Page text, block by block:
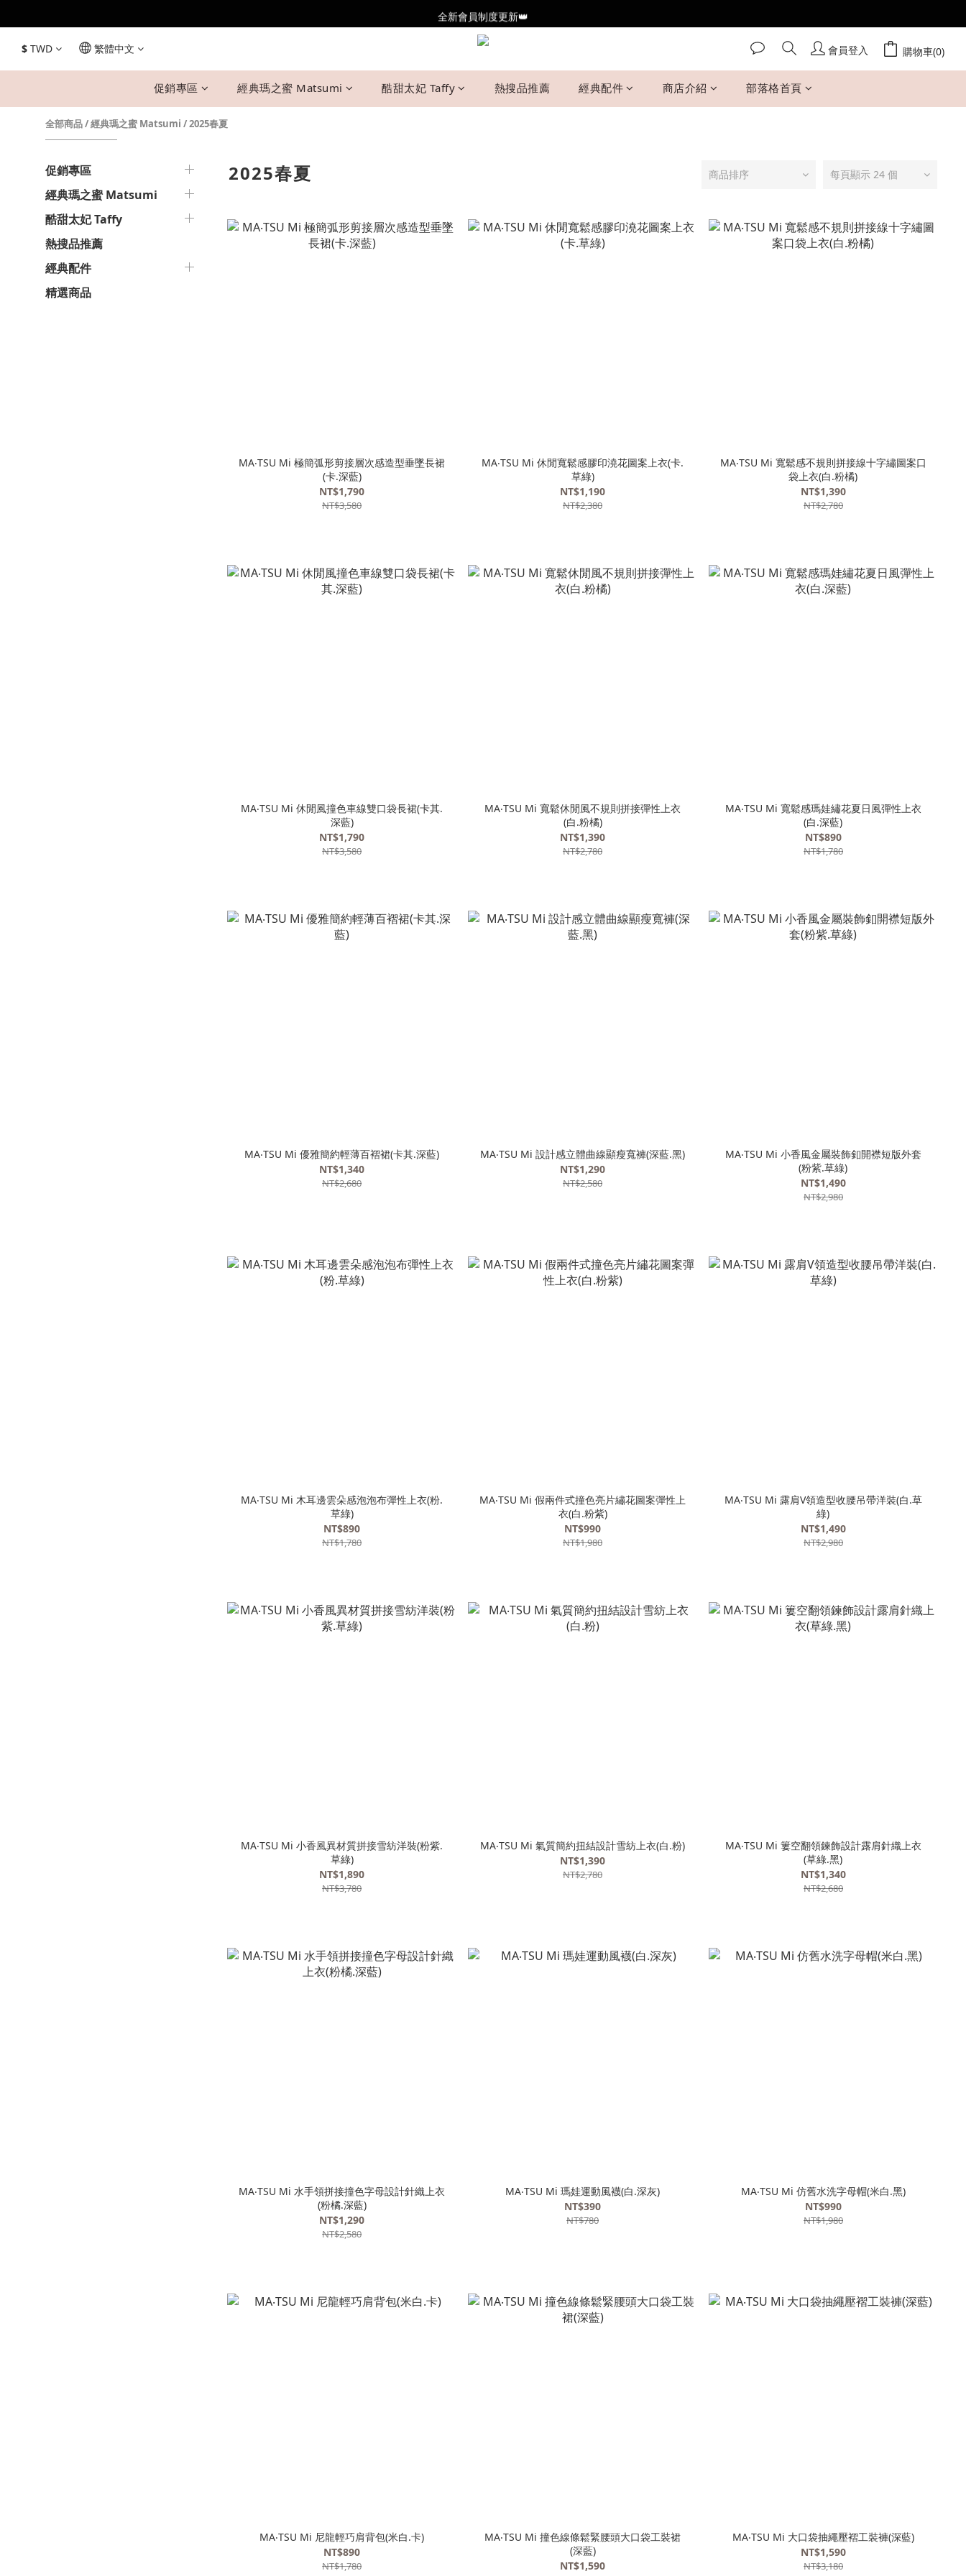
全新會員制度更新👑
全新會員制度更新👑
加入官方LINE🥰最新優惠資訊不錯過
全新會員制度更新👑
$ TWD 繁體中文 會員登入 購物車(0)
促銷專區 經典瑪之蜜 Matsumi 酷甜太妃 Taffy 熱搜品推薦 經典配件 商店介紹 部落格首頁
全部商品/經典瑪之蜜 Matsumi /2025春夏
促銷專區
經典瑪之蜜 Matsumi
酷甜太妃 Taffy
熱搜品推薦
經典配件
精選商品
2025春夏 商品排序 每頁顯示 24 個
MA‧TSU Mi 極簡弧形剪接層次感造型垂墜長裙
(卡.深藍)
NT$1,790
NT$3,580
MA‧TSU Mi 休閒寬鬆感膠印澆花圖案上衣(卡.
草綠)
NT$1,190
NT$2,380
MA‧TSU Mi 寬鬆感不規則拼接線十字繡圖案口
袋上衣(白.粉橘)
NT$1,390
NT$2,780
MA‧TSU Mi 休閒風撞色車線雙口袋長裙(卡其.
深藍)
NT$1,790
NT$3,580
MA‧TSU Mi 寬鬆休閒風不規則拼接彈性上衣
(白.粉橘)
NT$1,390
NT$2,780
MA‧TSU Mi 寬鬆感瑪娃繡花夏日風彈性上衣
(白.深藍)
NT$890
NT$1,780
MA‧TSU Mi 優雅簡約輕薄百褶裙(卡其.深藍)
NT$1,340
NT$2,680
MA‧TSU Mi 設計感立體曲線顯瘦寬褲(深藍.黑)
NT$1,290
NT$2,580
MA‧TSU Mi 小香風金屬裝飾釦開襟短版外套
(粉紫.草綠)
NT$1,490
NT$2,980
MA‧TSU Mi 木耳邊雲朵感泡泡布彈性上衣(粉.
草綠)
NT$890
NT$1,780
MA‧TSU Mi 假兩件式撞色亮片繡花圖案彈性上
衣(白.粉紫)
NT$990
NT$1,980
MA‧TSU Mi 露肩V領造型收腰吊帶洋裝(白.草
綠)
NT$1,490
NT$2,980
MA‧TSU Mi 小香風異材質拼接雪紡洋裝(粉紫.
草綠)
NT$1,890
NT$3,780
MA‧TSU Mi 氣質簡約扭結設計雪紡上衣(白.粉)
NT$1,390
NT$2,780
MA‧TSU Mi 簍空翻領鍊飾設計露肩針織上衣
(草綠.黑)
NT$1,340
NT$2,680
MA‧TSU Mi 水手領拼接撞色字母設計針織上衣
(粉橘.深藍)
NT$1,290
NT$2,580
MA‧TSU Mi 瑪娃運動風襪(白.深灰)
NT$390
NT$780
MA‧TSU Mi 仿舊水洗字母帽(米白.黑)
NT$990
NT$1,980
MA‧TSU Mi 尼龍輕巧肩背包(米白.卡)
NT$890
NT$1,780
MA‧TSU Mi 撞色線條鬆緊腰頭大口袋工裝裙
(深藍)
NT$1,590
MA‧TSU Mi 大口袋抽繩壓褶工裝褲(深藍)
NT$1,590
NT$3,180